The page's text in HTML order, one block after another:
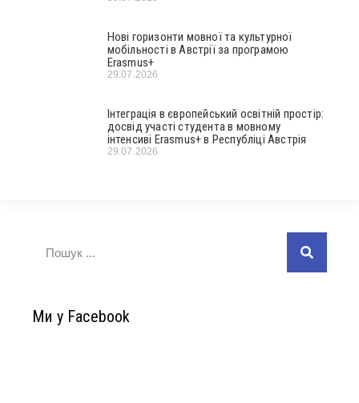
Нові горизонти мовної та культурної
мобільності в Австрії за програмою
Erasmus+
29.07.2026
Інтеграція в європейський освітній простір:
досвід участі студента в мовному
інтенсиві Erasmus+ в Республіці Австрія
29.07.2026
Ми у Facebook